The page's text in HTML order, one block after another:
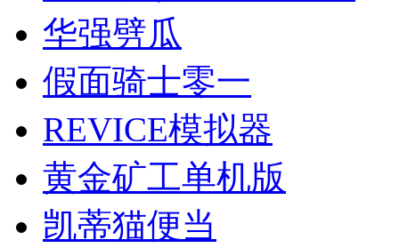
华强劈瓜
假面骑士零一
REVICE模拟器
黄金矿工单机版
凯蒂猫便当